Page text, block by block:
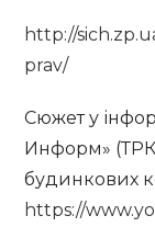
http://
prav/
Сюжет у
Информ» (ТРК
будинкових
https://